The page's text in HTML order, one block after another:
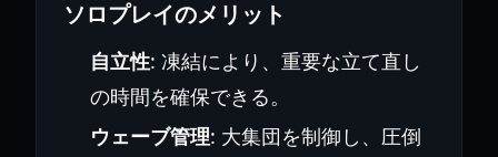
ソロプレイのメリット
自立性: 凍結により、重要な立て直し
の時間を確保できる。
ウェーブ管理: 大集団を制御し、圧倒